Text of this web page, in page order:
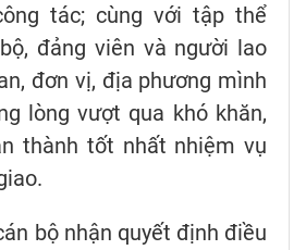
tác; cùng với tập thể
đảng viên và người lao
đơn vị, địa phương mình
lòng vượt qua khó khăn,
thành tốt nhất nhiệm vụ
bộ nhận quyết định điều